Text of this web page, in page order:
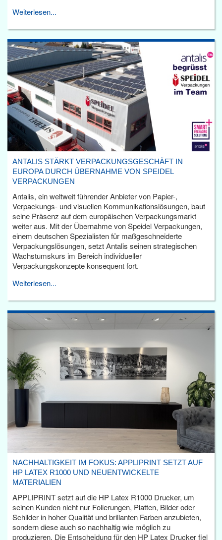
Weiterlesen...
ANTALIS STÄRKT VERPACKUNGSGESCHÄFT IN
EUROPA DURCH ÜBERNAHME VON SPEIDEL
VERPACKUNGEN
Antalis, ein weltweit führender Anbieter von Papier-,
Verpackungs- und visuellen Kommunikationslösungen, baut
seine Präsenz auf dem europäischen Verpackungsmarkt
weiter aus. Mit der Übernahme von Speidel Verpackungen,
einem deutschen Spezialisten für maßgeschneiderte
Verpackungslösungen, setzt Antalis seinen strategischen
Wachstumskurs im Bereich individueller
Verpackungskonzepte konsequent fort.
Weiterlesen...
NACHHALTIGKEIT IM FOKUS: APPLIPRINT SETZT AUF
HP LATEX R1000 UND NEUENTWICKELTE
MATERIALIEN
APPLIPRINT setzt auf die HP Latex R1000 Drucker, um
seinen Kunden nicht nur Folierungen, Platten, Bilder oder
Schilder in hoher Qualität und brillanten Farben anzubieten,
sondern diese auch so nachhaltig wie möglich zu
produzieren. Die Entscheidung für den HP Latex Drucker fiel